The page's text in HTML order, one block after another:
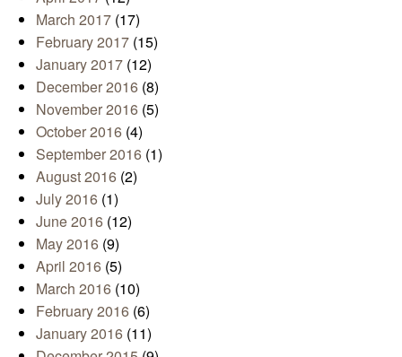
March 2017 (17)
February 2017 (15)
January 2017 (12)
December 2016 (8)
November 2016 (5)
October 2016 (4)
September 2016 (1)
August 2016 (2)
July 2016 (1)
June 2016 (12)
May 2016 (9)
April 2016 (5)
March 2016 (10)
February 2016 (6)
January 2016 (11)